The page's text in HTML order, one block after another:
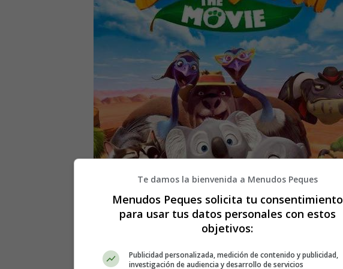
Te damos la bienvenida a Menudos Peques
Menudos Peques solicita tu consentimiento
para usar tus datos personales con estos
objetivos:
Publicidad personalizada, medición de contenido y publicidad,
investigación de audiencia y desarrollo de servicios